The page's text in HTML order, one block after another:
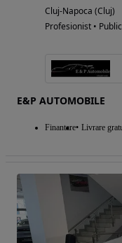
Cluj-Napoca (Cluj)
Profesionist •
E&P AUTOMOBILE
Finantare Livrare